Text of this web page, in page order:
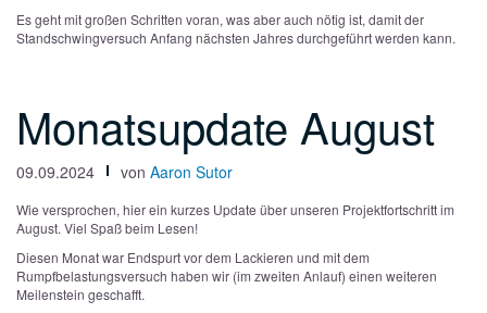
Es geht mit großen Schritten voran, was aber auch nötig ist, damit der
Standschwingversuch Anfang nächsten Jahres durchgeführt werden kann.
Monatsupdate August
09.09.2024 von Aaron Sutor
Wie versprochen, hier ein kurzes Update über unseren Projektfortschritt im
August. Viel Spaß beim Lesen!
Diesen Monat war Endspurt vor dem Lackieren und mit dem
Rumpfbelastungsversuch haben wir (im zweiten Anlauf) einen weiteren
Meilenstein geschafft.